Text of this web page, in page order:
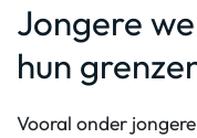
Jongere
hun
Vooral onder